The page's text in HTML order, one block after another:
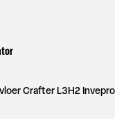
Crafter L3H2 Invepro